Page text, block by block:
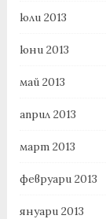
юли 2013
юни 2013
май 2013
април 2013
март 2013
февруари 2013
януари 2013